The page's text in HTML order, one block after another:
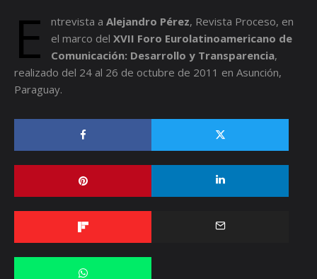
E ntrevista a Alejandro Pérez, Revista Proceso, en
el marco del XVII Foro Eurolatinoamericano de
Comunicación: Desarrollo y Transparencia,
realizado del 24 al 26 de octubre de 2011 en Asunción,
Paraguay.